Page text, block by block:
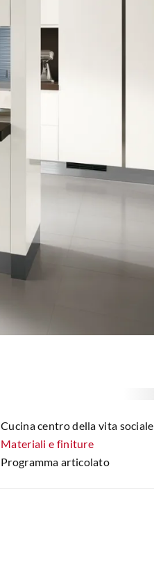
Cucina centro della vita sociale
Materiali e finiture
Programma articolato